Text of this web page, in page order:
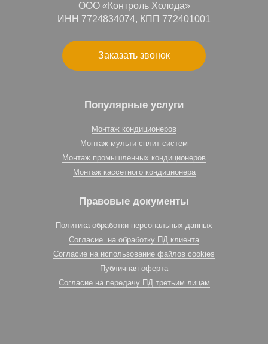
ООО «Контроль Холода»
ИНН 7724834074, КПП 772401001
Заказать звонок
Популярные услуги
Монтаж кондиционеров
Монтаж мульти сплит систем
Монтаж промышленных кондиционеров
Монтаж кассетного кондиционера
Правовые документы
Политика обработки персональных данных
Согласие на обработку ПД клиента
Согласие на использование файлов cookies
Публичная оферта
Согласие на передачу ПД третьим лицам